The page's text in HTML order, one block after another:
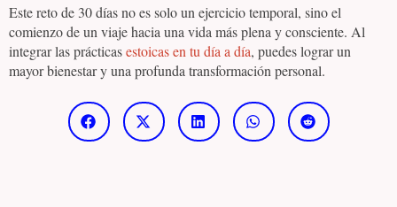
Este reto de 30 días no es solo un ejercicio temporal, sino el
comienzo de un viaje hacia una vida más plena y consciente. Al
integrar las prácticasestoicas en tu día a día, puedes lograr un
mayor bienestar y una profunda transformación personal.